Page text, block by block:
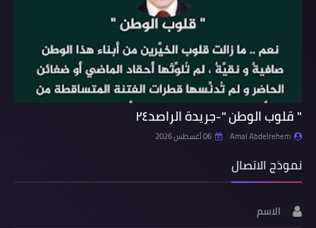
" قلوب الوطن "-جريدة الراصد٢٤
Amal Abdelrehem 06 أغسطس 2026
نموذج الاتصال
الاسم